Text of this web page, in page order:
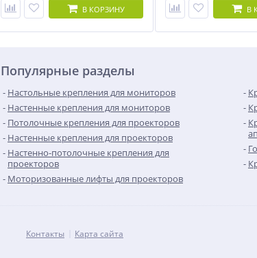
В КОРЗИНУ В
Популярные разделы
Настольные крепления для мониторов
Настенные крепления для мониторов
Потолочные крепления для проекторов
Настенные крепления для проекторов
Настенно-потолочные крепления для
проекторов
Моторизованные лифты для проекторов
Контакты Карта сайта